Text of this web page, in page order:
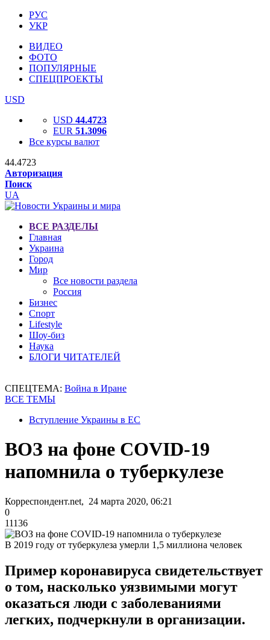
РУС
УКР
ВИДЕО
ФОТО
ПОПУЛЯРНЫЕ
СПЕЦПРОЕКТЫ
USD
USD 44.4723
EUR 51.3096
Все курсы валют
44.4723
Авторизация
Поиск
UA
ВСЕ РАЗДЕЛЫ
Главная
Украина
Город
Мир
Все новости раздела
Россия
Бизнес
Спорт
Lifestyle
Шоу-биз
Наука
БЛОГИ ЧИТАТЕЛЕЙ
СПЕЦТЕМА: Война в Иране
ВСЕ ТЕМЫ
Вступление Украины в ЕС
ВОЗ на фоне COVID-19
напомнила о туберкулезе
Корреспондент.net, 24 марта 2020, 06:21
0
11136
В 2019 году от туберкулеза умерли 1,5 миллиона человек
Пример коронавируса свидетельствует
о том, насколько уязвимыми могут
оказаться люди с заболеваниями
легких, подчеркнули в организации.